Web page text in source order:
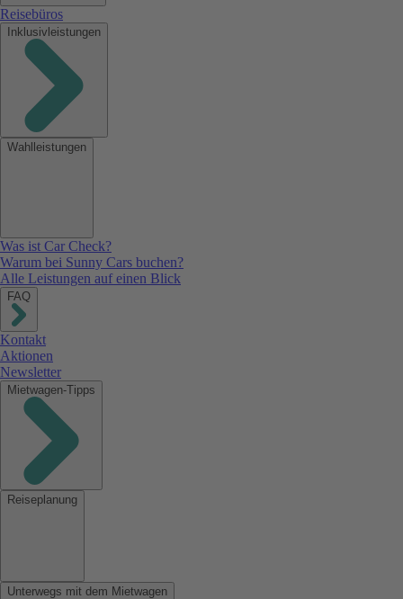
Reisebüros
Inklusivleistungen
Wahlleistungen
Was ist Car Check?
Warum bei Sunny Cars buchen?
Alle Leistungen auf einen Blick
FAQ
Kontakt
Aktionen
Newsletter
Mietwagen-Tipps
Reiseplanung
Unterwegs mit dem Mietwagen